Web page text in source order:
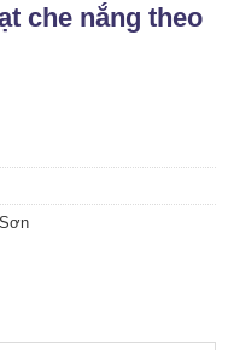
che nắng theo